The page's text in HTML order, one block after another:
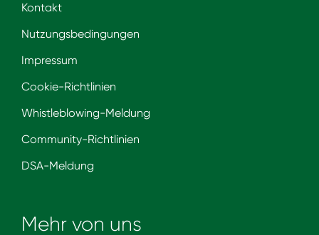
Kontakt
Nutzungsbedingungen
Impressum
Cookie-Richtlinien
Whistleblowing-Meldung
Community-Richtlinien
DSA-Meldung
Mehr von uns